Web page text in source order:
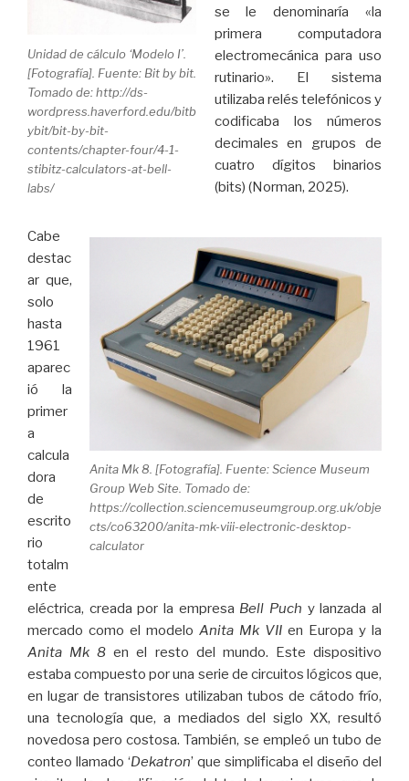
Unidad de cálculo ‘Modelo I’.
[Fotografía]. Fuente: Bit by bit.
Tomado de: http://ds-
wordpress.haverford.edu/bitb
ybit/bit-by-bit-
contents/chapter-four/4-1-
stibitz-calculators-at-bell-
labs/
se le denominaría «la
primera computadora
electromecánica para uso
rutinario». El sistema
utilizaba relés telefónicos y
codificaba los números
decimales en grupos de
cuatro dígitos binarios
(bits) (Norman, 2025).
Anita Mk 8. [Fotografía]. Fuente: Science Museum
Group Web Site. Tomado de:
https://collection.sciencemuseumgroup.org.uk/obje
cts/co63200/anita-mk-viii-electronic-desktop-
calculator
Cabe
destac
ar que,
solo
hasta
1961
aparec
ió la
primer
a
calcula
dora
de
escrito
rio
totalm
ente
eléctrica, creada por la empresa Bell Puch y lanzada al
mercado como el modelo Anita Mk VII en Europa y la
Anita Mk 8 en el resto del mundo. Este dispositivo
estaba compuesto por una serie de circuitos lógicos que,
en lugar de transistores utilizaban tubos de cátodo frío,
una tecnología que, a mediados del siglo XX, resultó
novedosa pero costosa. También, se empleó un tubo de
conteo llamado ‘Dekatron’ que simplificaba el diseño del